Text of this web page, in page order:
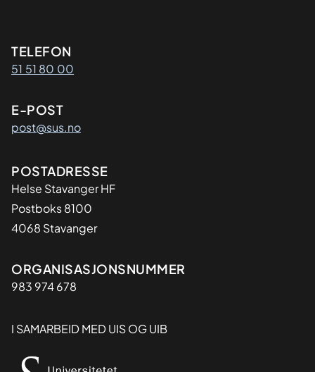
Kontaktinformasjon
TELEFON
51 51 80 00
E-POST
post@sus.no
Adresse
POSTADRESSE
Helse Stavanger HF
Postboks 8100
4068 Stavanger
Organisasjon
ORGANISASJONSNUMMER
983 974 678
I SAMARBEID MED UIS OG UIB